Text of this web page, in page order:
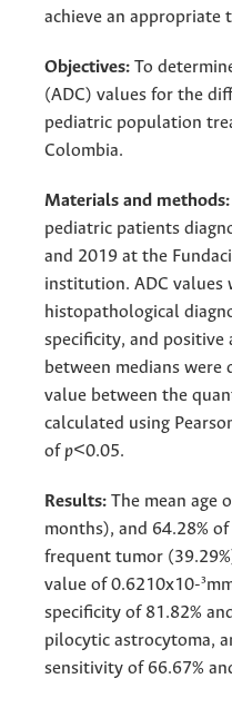
achieve an appropriate
Objectives: To
(ADC) values for the
pediatric population
Colombia.
Materials and methods:
pediatric patients
and 2019 at the
institution. ADC values
histopathological
specificity, and positive
between medians
value between the
calculated using
of p<0.05.
Results: The mean age
months), and 64.28%
frequent tumor
value of 0.6210x10-
specificity of 81.82%
pilocytic astrocytoma,
sensitivity of 66.67%